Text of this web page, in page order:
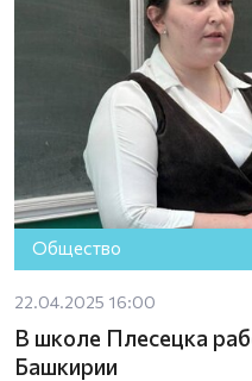
Общество
22.04.2025 16:00
В школе Плесецка
Башкирии